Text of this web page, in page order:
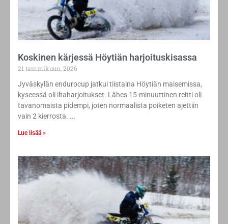
Koskinen kärjessä Höytiän harjoituskisassa
21 tammikuun, 2026
Jyväskylän endurocup jatkui tiistaina Höytiän maisemissa,
kyseessä oli iltaharjoitukset. Lähes 15-minuuttinen reitti oli
tavanomaista pidempi, joten normaalista poiketen ajettiin
vain 2 kierrosta.
Lue lisää »